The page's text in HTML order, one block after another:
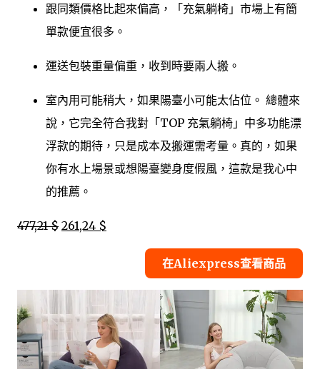
跟同類價格比起來偏高，「充氣躺椅」市場上有簡
單款便宜很多。
運送包裝重量偏重，收到時要兩人搬。
室內用可能稍大，如果陽臺小可能太佔位。 總體來
說，它完全符合我對「TOP 充氣躺椅」中多功能漂
浮款的期待，只是成本及搬運需考量。真的，如果
你有水上場景或想陽臺變身度假風，這款是我心中
的推薦。
477,21 $ 261,24 $
在Aliexpress查看商品